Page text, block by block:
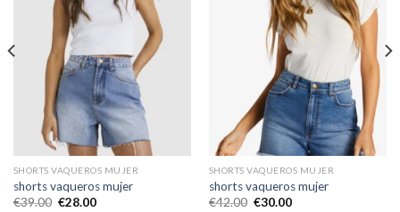
SHORTS VAQUEROS MUJER
shorts vaqueros mujer
€39.00 €28.00
SHORTS VAQUEROS MUJER
shorts vaqueros mujer
€42.00 €30.00